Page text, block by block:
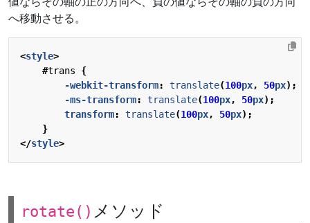
へ移動させる。
<style>
#trans
{
-webkit-transform: translate(100px, 50px);
-ms-transform: translate(100px, 50px);
transform: translate(100px, 50px);
}
</style>
rotate() メソッド